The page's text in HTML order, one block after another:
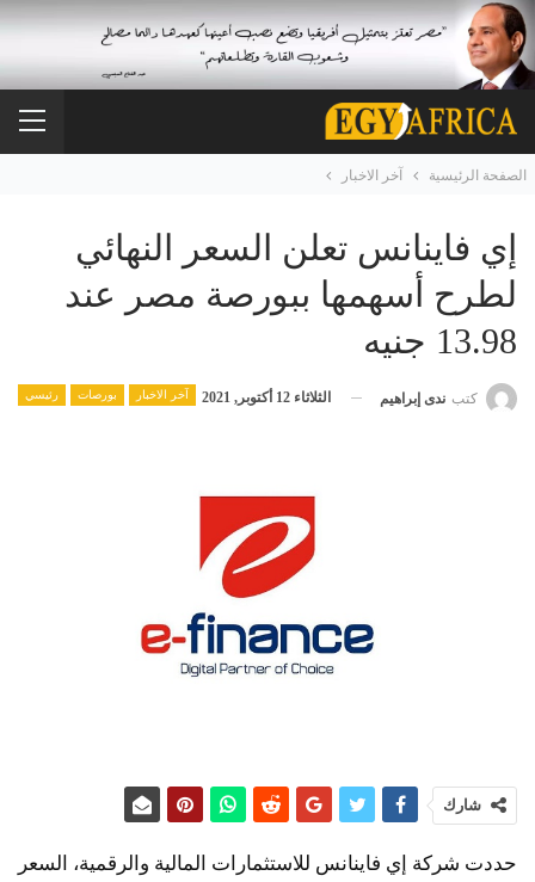
الصفحة الرئيسية آخر الاخبار
إي فاينانس تعلن السعر النهائي
لطرح أسهمها ببورصة مصر عند
13.98 جنيه
آخر الاخبار بورصات رئيسي كتب ندى إبراهيم الثلاثاء 12 أكتوبر, 2021
شارك
حددت شركة إي فاينانس للاستثمارات المالية والرقمية، السعر